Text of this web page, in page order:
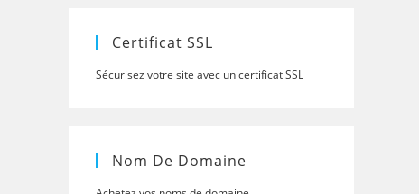
Certificat SSL
Sécurisez votre site avec un certificat SSL
Nom De Domaine